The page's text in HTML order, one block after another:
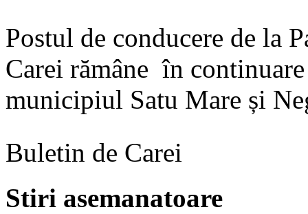
Postul de conducere de la
Carei rămâne în
municipiul Satu Mare și
Buletin de Carei
Stiri asemanatoare